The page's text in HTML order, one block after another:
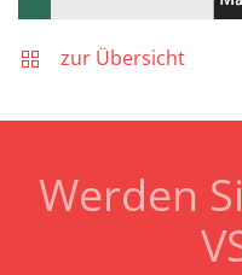
zur Übersicht
Werden